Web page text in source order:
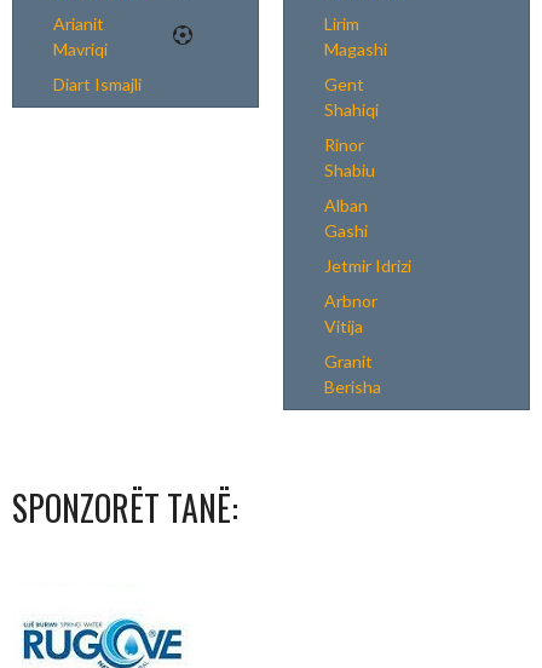
Arianit
Mavriqi
Diart Ismajli
Lirim
Magashi
Gent
Shahiqi
Rinor
Shabiu
Alban
Gashi
Jetmir Idrizi
Arbnor
Vitija
Granit
Berisha
SPONZORËT TANË: